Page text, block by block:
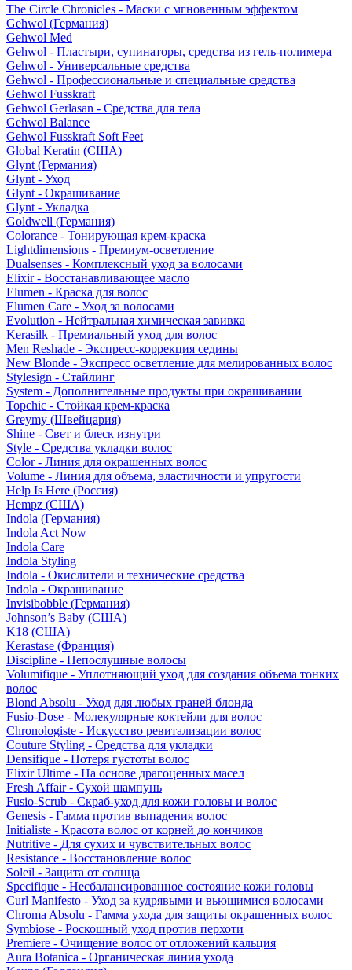
The Circle Chronicles - Маски с мгновенным эффектом
Gehwol (Германия)
Gehwol Med
Gehwol - Пластыри, супинаторы, средства из гель-полимера
Gehwol - Универсальные средства
Gehwol - Профессиональные и специальные средства
Gehwol Fusskraft
Gehwol Gerlasan - Средства для тела
Gehwol Balance
Gehwol Fusskraft Soft Feet
Global Keratin (США)
Glynt (Германия)
Glynt - Уход
Glynt - Окрашивание
Glynt - Укладка
Goldwell (Германия)
Colorance - Тонирующая крем-краска
Lightdimensions - Премиум-осветление
Dualsenses - Комплексный уход за волосами
Elixir - Восстанавливающее масло
Elumen - Краска для волос
Elumen Care - Уход за волосами
Evolution - Нейтральная химическая завивка
Kerasilk - Премиальный уход для волос
Men Reshade - Экспресс-коррекция седины
New Blonde - Экспресс осветление для мелированных волос
Stylesign - Стайлинг
System - Дополнительные продукты при окрашивании
Topchic - Стойкая крем-краска
Greymy (Швейцария)
Shine - Свет и блеск изнутри
Style - Средства укладки волос
Color - Линия для окрашенных волос
Volume - Линия для объема, эластичности и упругости
Help Is Here (Россия)
Hempz (США)
Indola (Германия)
Indola Act Now
Indola Care
Indola Styling
Indola - Окислители и технические средства
Indola - Окрашивание
Invisibobble (Германия)
Johnson’s Baby (США)
K18 (США)
Kerastase (Франция)
Discipline - Непослушные волосы
Volumifique - Уплотняющий уход для создания объема тонких
волос
Blond Absolu - Уход для любых граней блонда
Fusio-Dose - Молекулярные коктейли для волос
Chronologiste - Искусство ревитализации волос
Couture Styling - Средства для укладки
Densifique - Потеря густоты волос
Elixir Ultime - На основе драгоценных масел
Fresh Affair - Сухой шампунь
Fusio-Scrub - Скраб-уход для кожи головы и волос
Genesis - Гамма против выпадения волос
Initialiste - Красота волос от корней до кончиков
Nutritive - Для сухих и чувствительных волос
Resistance - Восстановление волос
Soleil - Защита от солнца
Specifique - Несбалансированное состояние кожи головы
Curl Manifesto - Уход за кудрявыми и вьющимися волосами
Chroma Absolu - Гамма ухода для защиты окрашенных волос
Symbiose - Роскошный уход против перхоти
Premiere - Очищение волос от отложений кальция
Aura Botanica - Органическая линия ухода